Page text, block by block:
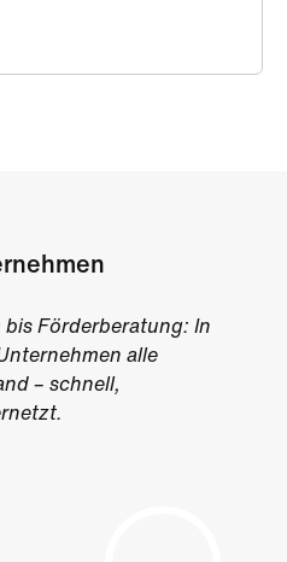
bis Förderberatung: In
alle
– schnell,